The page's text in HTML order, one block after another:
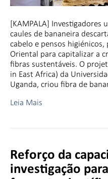
[KAMPALA] Investigadores
caules de bananeira
cabelo e pensos
Oriental para capitalizar a
fibras sustentáveis. O
in East Africa) da
Uganda, criou fibra de
Leia Mais
Reforço da
investigação